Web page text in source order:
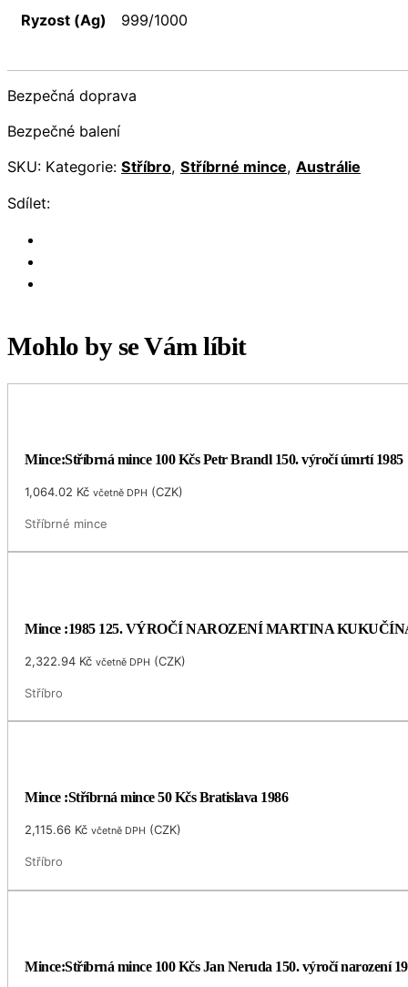
Ryzost (Ag) 999/1000
Bezpečná doprava
Bezpečné balení
SKU: Kategorie: Stříbro, Stříbrné mince, Austrálie
Sdílet:
Mohlo by se Vám líbit
Mince:Stříbrná mince 100 Kčs Petr Brandl 150. výročí úmrtí 1985
1,064.02 Kč včetně DPH (CZK)
Stříbrné mince
Mince :1985 125. VÝROČÍ NAROZENÍ MARTINA
2,322.94 Kč včetně DPH (CZK)
Stříbro
Mince :Stříbrná mince 50 Kčs Bratislava 1986
2,115.66 Kč včetně DPH (CZK)
Stříbro
Mince:Stříbrná mince 100 Kčs Jan Neruda 150. výročí narození